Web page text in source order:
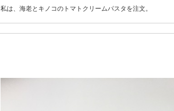
私は、海老とキノコのトマトクリームパスタを注文。